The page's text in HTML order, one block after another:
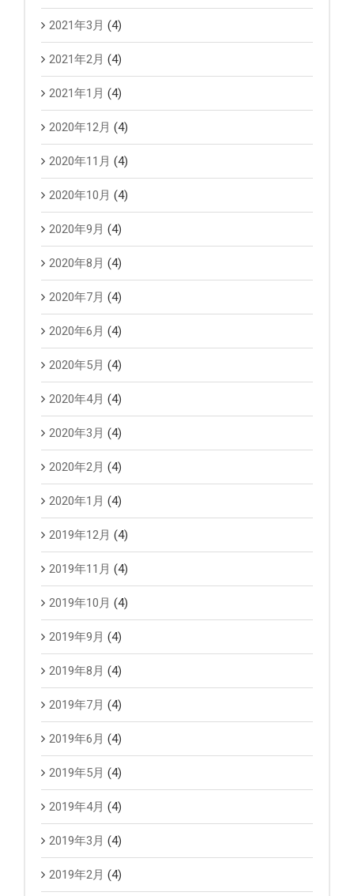
2021年3月 (4)
2021年2月 (4)
2021年1月 (4)
2020年12月 (4)
2020年11月 (4)
2020年10月 (4)
2020年9月 (4)
2020年8月 (4)
2020年7月 (4)
2020年6月 (4)
2020年5月 (4)
2020年4月 (4)
2020年3月 (4)
2020年2月 (4)
2020年1月 (4)
2019年12月 (4)
2019年11月 (4)
2019年10月 (4)
2019年9月 (4)
2019年8月 (4)
2019年7月 (4)
2019年6月 (4)
2019年5月 (4)
2019年4月 (4)
2019年3月 (4)
2019年2月 (4)